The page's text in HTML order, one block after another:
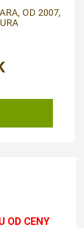
OD 2007,
OD CENY